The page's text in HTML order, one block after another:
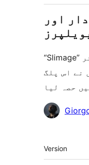
اور
“Slimage” اوپن سورس سافٹ ویئر
نے اس پلگ
شراکت
میٹا
Version